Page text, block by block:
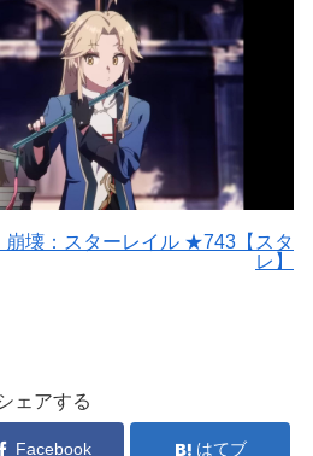
崩壊：スターレイル ★743【スタ
レ】
ェアする
Facebook はてブ